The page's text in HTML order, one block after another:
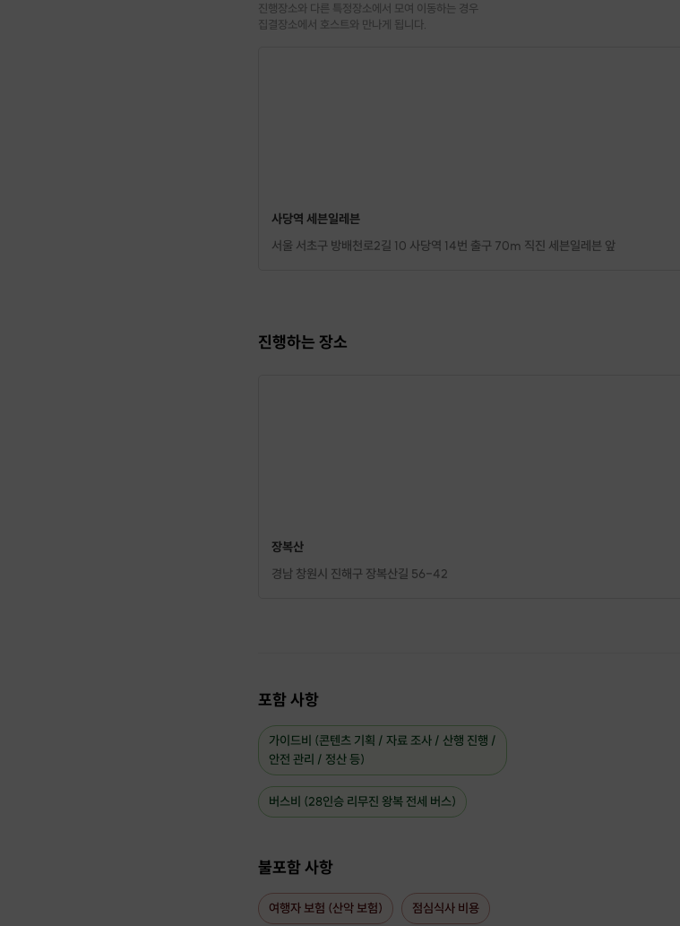
진행장소와 다른 특정장소에서 모여 이동하는 경우
집결장소에서 호스트와 만나게 됩니다.
사당역 세븐일레븐
서울 서초구 방배천로2길 10 사당역 14번 출구 70m 직진 세븐일레븐 앞
진행하는 장소
장복산
경남 창원시 진해구 장복산길 56-42
포함 사항
가이드비 (콘텐츠 기획 / 자료 조사 / 산행 진행 /
안전 관리 / 정산 등)
버스비 (28인승 리무진 왕복 전세 버스)
불포함 사항
여행자 보험 (산악 보험) 점심식사 비용